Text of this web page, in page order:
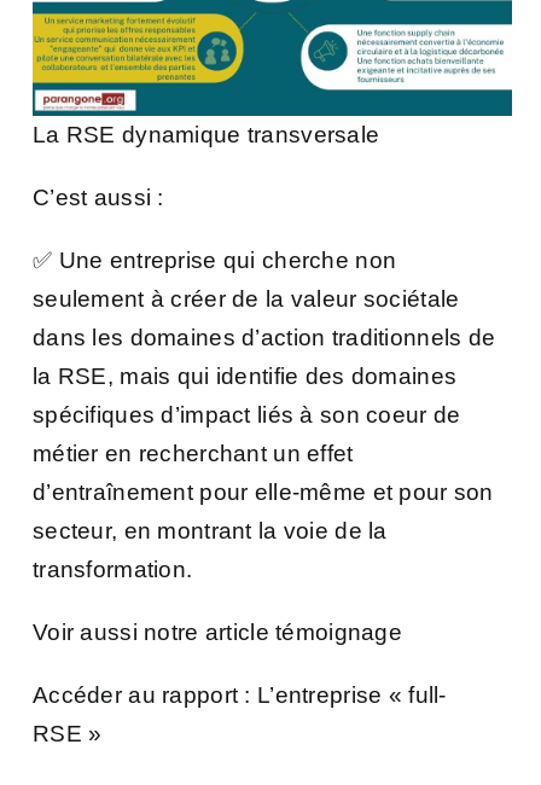
La RSE dynamique transversale
C’est aussi :
✅ Une entreprise qui cherche non
seulement à créer de la valeur sociétale
dans les domaines d’action traditionnels de
la RSE, mais qui identifie des domaines
spécifiques d’impact liés à son coeur de
métier en recherchant un effet
d’entraînement pour elle-même et pour son
secteur, en montrant la voie de la
transformation.
Voir aussi notre article témoignage
Accéder au rapport : L’entreprise « full-
RSE »